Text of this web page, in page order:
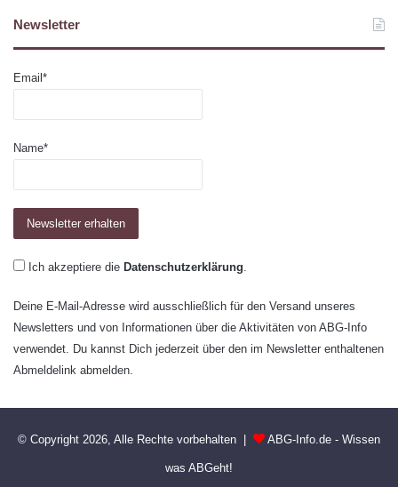
Newsletter
Email*
Name*
Ich akzeptiere die Datenschutzerklärung
Deine E-Mail-Adresse wird ausschließlich für den Versand unseres
Newsletters und von Informationen über die Aktivitäten von ABG-Info
verwendet. Du kannst Dich jederzeit über den im Newsletter enthaltenen
Abmeldelink abmelden.
© Copyright 2026, Alle Rechte vorbehalten | ABG-Info.de - Wissen
was ABGeht!